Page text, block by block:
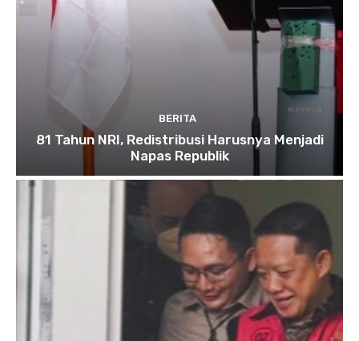
BERITA
81 Tahun NRI, Redistribusi Harusnya Menjadi
Napas Republik